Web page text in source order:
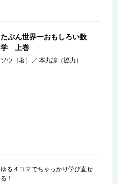
たぶん世界一おもしろい数
学 上巻
ソウ（著） ／本丸諒（協力）
ゆる４コマでちゃっかり学び直せ
る！